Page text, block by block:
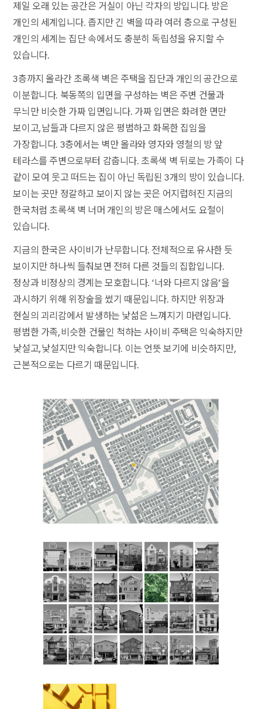
제일 오래 있는 공간은 거실이 아닌 각자의 방입니다. 방은
개인의 세계입니다. 좁지만 긴 벽을 따라 여러 층으로 구성된
개인의 세계는 집단 속에서도 충분히 독립성을 유지할 수
있습니다.
3층까지 올라간 초록색 벽은 주택을 집단과 개인의 공간으로
이분합니다. 북동쪽의 입면을 구성하는 벽은 주변 건물과
무늬만 비슷한 가짜 입면입니다. 가짜 입면은 화려한 면만
보이고, 남들과 다르지 않은 평범하고 화목한 집임을
가장합니다. 3층에서는 벽만 올라와 영자와 영철의 방 앞
테라스를 주변으로부터 감춥니다. 초록색 벽 뒤로는 가족이 다
같이 모여 웃고 떠드는 집이 아닌 독립된 3개의 방이 있습니다.
보이는 곳만 정갈하고 보이지 않는 곳은 어지럽혀진 지금의
한국처럼 초록색 벽 너머 개인의 방은 매스에서도 요철이
있습니다.
지금의 한국은 사이비가 난무합니다. 전체적으로 유사한 듯
보이지만 하나씩 들춰보면 전혀 다른 것들의 집합입니다.
정상과 비정상의 경계는 모호합니다. ‘너와 다르지 않음’을
과시하기 위해 위장술을 썼기 때문입니다. 하지만 위장과
현실의 괴리감에서 발생하는 낯섦은 느껴지기 마련입니다.
평범한 가족, 비슷한 건물인 척하는 사이비 주택은 익숙하지만
낯설고, 낯설지만 익숙합니다. 이는 언뜻 보기에 비슷하지만,
근본적으로는 다르기 때문입니다.